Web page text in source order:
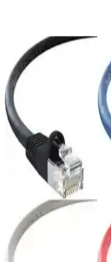
Derkab 20 Metre
Hızlı ve Güvenilir
Derkab 20 metre Cat6
sunar. Güçlü yapısı ve
internet bağlantısı sağlar.
Derkab 30 Metre
Performans ve
Derkab'ın 30 metre
hız ve dayanıklılık sunar,
elektromanyetik girişimi
iletimi sağlar.
Yüksek
Kablosu ile Güçlü Ağ
Yassı ve esnek yapısıyla
FTP Ethernet kablosu,